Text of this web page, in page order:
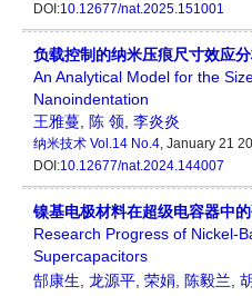
DOI:10.12677/nat.2025.151001
负载控制的纳米压痕尺寸效应
An Analytical Model for the
Nanoindentation
王雅蔓
陈 领 李炎炎
纳米技术 Vol.14 No.4, January 21
DOI:10.12677/nat.2024.144007
镍基电极材料在超级电容器中
Research Progress of Nickel-
Supercapacitors
郜康生 龙源平 荣娟 陈毅兰